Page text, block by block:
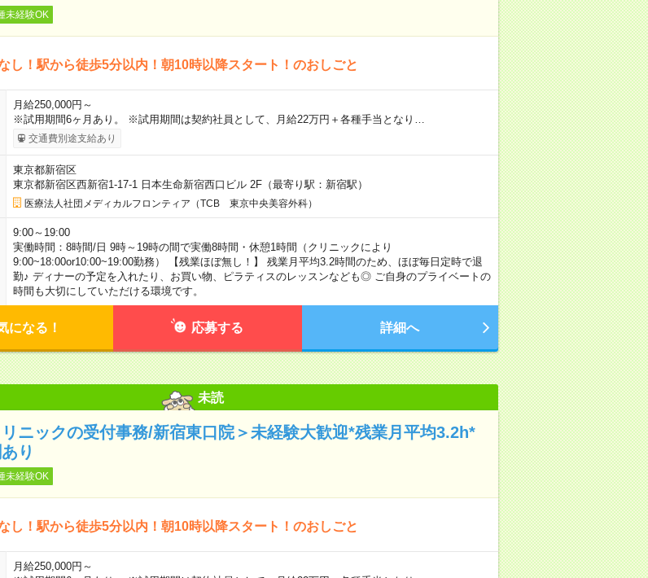
未経験OK
し！駅から徒歩5分以内！朝10時以降スタート！のおしごと
月給250,000円～
※試用期間6ヶ月あり。 ※試用期間は契約社員として、月給22万円＋各種手当となり…
交通費別途支給あり
東京都新宿区
東京都新宿区西新宿1-17-1 日本生命新宿西口ビル 2F（最寄り駅：新宿駅）
医療法人社団メディカルフロンティア（TCB 東京中央美容外科）
9:00～19:00
実働時間：8時間/日 9時～19時の間で実働8時間・休憩1時間（クリニックにより
9:00~18:00or10:00~19:00勤務） 【残業ほぼ無し！】 残業月平均3.2時間のため、ほぼ毎日定時で退
勤♪ ディナーの予定を入れたり、お買い物、ピラティスのレッスンなども◎ ご自身のプライベートの
時間も大切にしていただける環境です。
になる！ 応募する 詳細へ
未読
リニックの受付事務/新宿東口院＞未経験大歓迎*残業月平均3.2h*
り
未経験OK
し！駅から徒歩5分以内！朝10時以降スタート！のおしごと
月給250,000円～